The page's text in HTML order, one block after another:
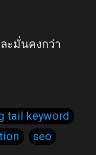
ะมั่นคงกว่า
tail keyword
seo